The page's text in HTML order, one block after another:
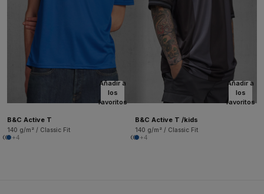
Añadir a
los
favoritos
B&C Active T
140 g/m² / Classic Fit
+4
Añadir a
los
favoritos
B&C Active T /kids
140 g/m² / Classic Fit
+4